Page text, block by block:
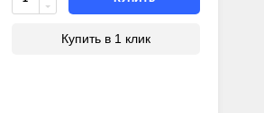
Купить в 1 клик